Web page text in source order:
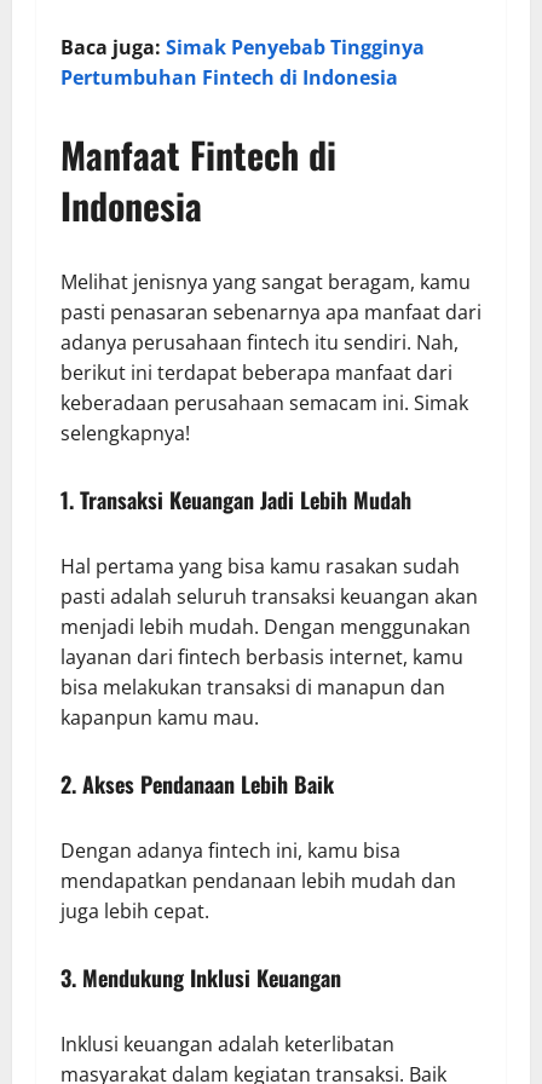
Baca juga: Simak Penyebab Tingginya
Pertumbuhan Fintech di Indonesia
Manfaat Fintech di
Indonesia
Melihat jenisnya yang sangat beragam, kamu
pasti penasaran sebenarnya apa manfaat dari
adanya perusahaan fintech itu sendiri. Nah,
berikut ini terdapat beberapa manfaat dari
keberadaan perusahaan semacam ini. Simak
selengkapnya!
1. Transaksi Keuangan Jadi Lebih Mudah
Hal pertama yang bisa kamu rasakan sudah
pasti adalah seluruh transaksi keuangan akan
menjadi lebih mudah. Dengan menggunakan
layanan dari fintech berbasis internet, kamu
bisa melakukan transaksi di manapun dan
kapanpun kamu mau.
2. Akses Pendanaan Lebih Baik
Dengan adanya fintech ini, kamu bisa
mendapatkan pendanaan lebih mudah dan
juga lebih cepat.
3. Mendukung Inklusi Keuangan
Inklusi keuangan adalah keterlibatan
masyarakat dalam kegiatan transaksi. Baik